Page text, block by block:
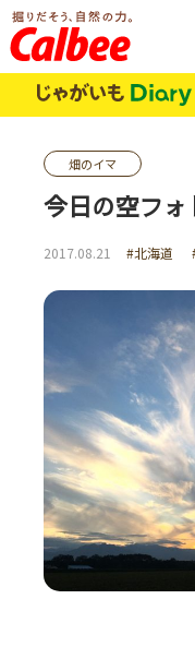
畑のイマ
今日の空フォ
2017.08.21 #北海道